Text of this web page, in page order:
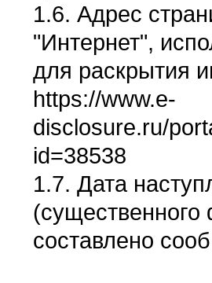
1.6. Адрес
"Интернет",
для раскрытия
https://www.e-
disclosure.ru/
id=38538
1.7. Дата
(существенного
составлено